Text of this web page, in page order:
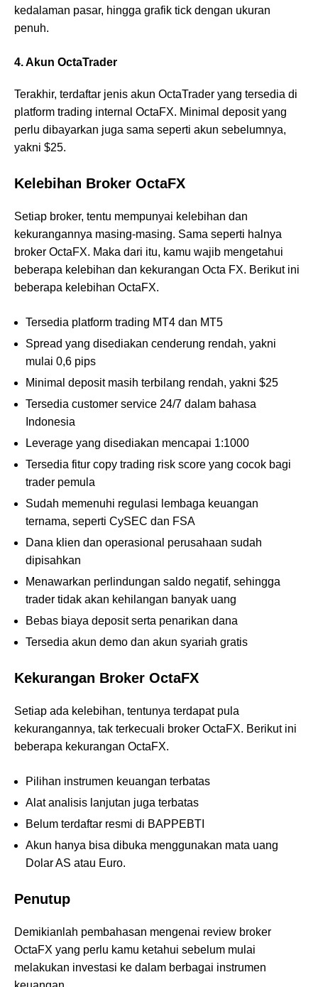
kedalaman pasar, hingga grafik tick dengan ukuran
penuh.
4. Akun OctaTrader
Terakhir, terdaftar jenis akun OctaTrader yang tersedia di
platform trading internal OctaFX. Minimal deposit yang
perlu dibayarkan juga sama seperti akun sebelumnya,
yakni $25.
Kelebihan Broker OctaFX
Setiap broker, tentu mempunyai kelebihan dan
kekurangannya masing-masing. Sama seperti halnya
broker OctaFX. Maka dari itu, kamu wajib mengetahui
beberapa kelebihan dan kekurangan Octa FX. Berikut ini
beberapa kelebihan OctaFX.
Tersedia platform trading MT4 dan MT5
Spread yang disediakan cenderung rendah, yakni
mulai 0,6 pips
Minimal deposit masih terbilang rendah, yakni $25
Tersedia customer service 24/7 dalam bahasa
Indonesia
Leverage yang disediakan mencapai 1:1000
Tersedia fitur copy trading risk score yang cocok bagi
trader pemula
Sudah memenuhi regulasi lembaga keuangan
ternama, seperti CySEC dan FSA
Dana klien dan operasional perusahaan sudah
dipisahkan
Menawarkan perlindungan saldo negatif, sehingga
trader tidak akan kehilangan banyak uang
Bebas biaya deposit serta penarikan dana
Tersedia akun demo dan akun syariah gratis
Kekurangan Broker OctaFX
Setiap ada kelebihan, tentunya terdapat pula
kekurangannya, tak terkecuali broker OctaFX. Berikut ini
beberapa kekurangan OctaFX.
Pilihan instrumen keuangan terbatas
Alat analisis lanjutan juga terbatas
Belum terdaftar resmi di BAPPEBTI
Akun hanya bisa dibuka menggunakan mata uang
Dolar AS atau Euro.
Penutup
Demikianlah pembahasan mengenai review broker
OctaFX yang perlu kamu ketahui sebelum mulai
melakukan investasi ke dalam berbagai instrumen